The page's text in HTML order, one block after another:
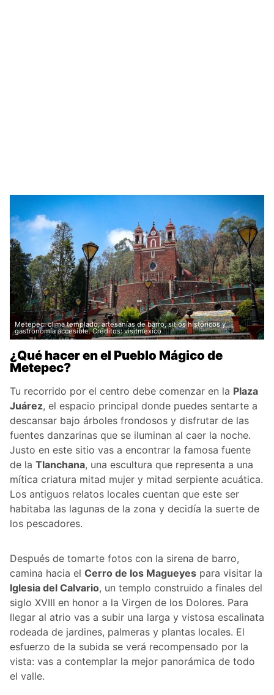
Metepec: clima templado, artesanías de barro, sitios históricos y
gastronomía accesible. Créditos: visitmexico
¿Qué hacer en el Pueblo Mágico de
Metepec?
Tu recorrido por el centro debe comenzar en la Plaza
Juárez, el espacio principal donde puedes sentarte a
descansar bajo árboles frondosos y disfrutar de las
fuentes danzarinas que se iluminan al caer la noche.
Justo en este sitio vas a encontrar la famosa fuente
de la Tlanchana, una escultura que representa a una
mítica criatura mitad mujer y mitad serpiente acuática.
Los antiguos relatos locales cuentan que este ser
habitaba las lagunas de la zona y decidía la suerte de
los pescadores.
Después de tomarte fotos con la sirena de barro,
camina hacia el Cerro de los Magueyes para visitar la
Iglesia del Calvario, un templo construido a finales del
siglo XVIII en honor a la Virgen de los Dolores. Para
llegar al atrio vas a subir una larga y vistosa escalinata
rodeada de jardines, palmeras y plantas locales. El
esfuerzo de la subida se verá recompensado por la
vista: vas a contemplar la mejor panorámica de todo
el valle.